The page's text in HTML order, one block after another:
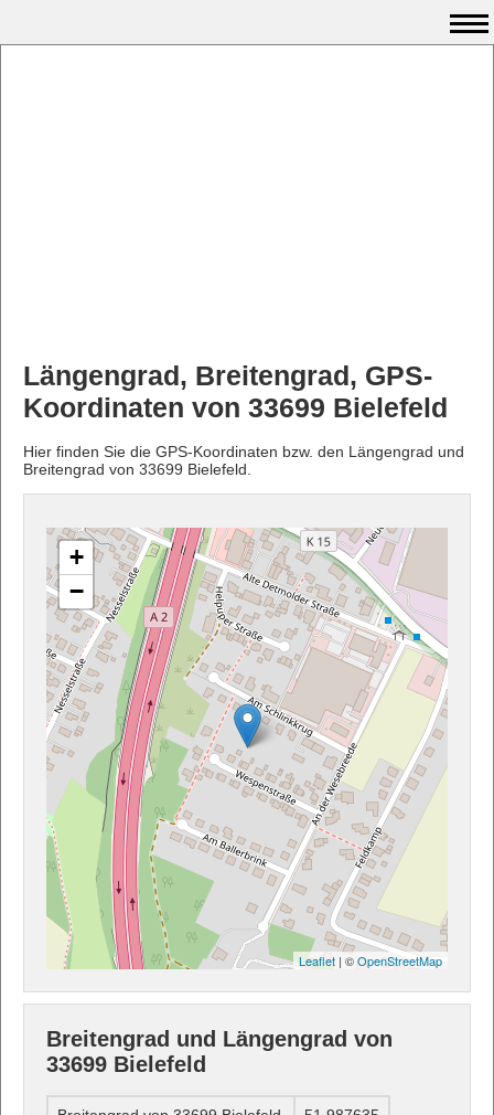
Längengrad, Breitengrad, GPS-
Koordinaten von 33699 Bielefeld
Hier finden Sie die GPS-Koordinaten bzw. den Längengrad und
Breitengrad von 33699 Bielefeld.
+
−
Leaflet | ©OpenStreetMap
Breitengrad und Längengrad von
33699 Bielefeld